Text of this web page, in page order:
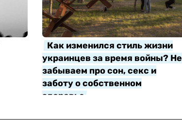
Как изменился стиль жизни
украинцев за время войны? Не
забываем про сон, секс и
заботу о собственном
здоровье